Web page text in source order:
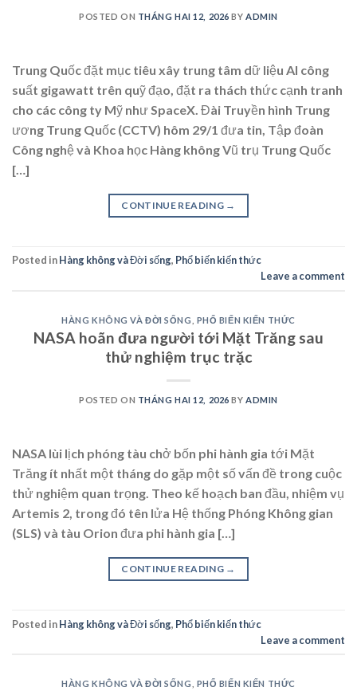
POSTED ON THÁNG HAI 12, 2026 BYADMIN
Trung Quốc đặt mục tiêu xây trung tâm dữ liệu AI công
suất gigawatt trên quỹ đạo, đặt ra thách thức cạnh tranh
cho các công ty Mỹ như SpaceX. Đài Truyền hình Trung
ương Trung Quốc (CCTV) hôm 29/1 đưa tin, Tập đoàn
Công nghệ và Khoa học Hàng không Vũ trụ Trung Quốc
[…]
CONTINUE READING →
Posted inHàng không và Đời sống, Phổ biến kiến thức
Leave a comment
HÀNG KHÔNG VÀ ĐỜI SỐNG PHỔ BIẾN KIẾN THỨC
NASA hoãn đưa người tới Mặt Trăng sau
thử nghiệm trục trặc
POSTED ON THÁNG HAI 12, 2026 BYADMIN
NASA lùi lịch phóng tàu chở bốn phi hành gia tới Mặt
Trăng ít nhất một tháng do gặp một số vấn đề trong cuộc
thử nghiệm quan trọng. Theo kế hoạch ban đầu, nhiệm vụ
Artemis 2, trong đó tên lửa Hệ thống Phóng Không gian
(SLS) và tàu Orion đưa phi hành gia […]
CONTINUE READING →
Posted inHàng không và Đời sống, Phổ biến kiến thức
Leave a comment
HÀNG KHÔNG VÀ ĐỜI SỐNG PHỔ BIẾN KIẾN THỨC